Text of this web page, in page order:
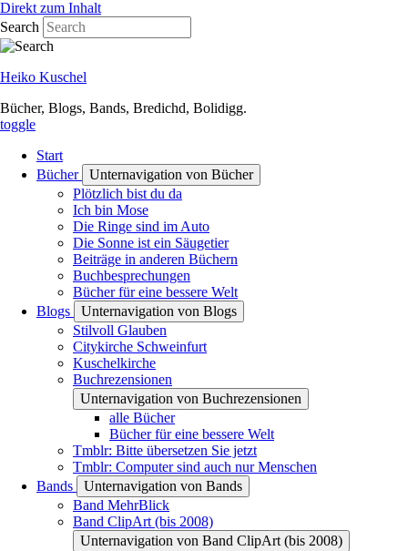
Direkt zum Inhalt
Search
Heiko Kuschel
Bücher, Blogs, Bands, Bredichd, Bolidigg.
toggle
Start
Bücher
Unternavigation von Bücher
Plötzlich bist du da
Ich bin Mose
Die Ringe sind im Auto
Die Sonne ist ein Säugetier
Beiträge in anderen Büchern
Buchbesprechungen
Bücher für eine bessere Welt
Blogs
Unternavigation von Blogs
Stilvoll Glauben
Citykirche Schweinfurt
Kuschelkirche
Buchrezensionen
Unternavigation von Buchrezensionen
alle Bücher
Bücher für eine bessere Welt
Tmblr: Bitte übersetzen Sie jetzt
Tmblr: Computer sind auch nur Menschen
Bands
Unternavigation von Bands
Band MehrBlick
Band ClipArt (bis 2008)
Unternavigation von Band ClipArt (bis 2008)